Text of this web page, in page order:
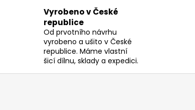
Vyrobeno v České
republice
Od prvotního návrhu
vyrobeno a ušito v České
republice. Máme vlastní
šicí dílnu, sklady a expedici.